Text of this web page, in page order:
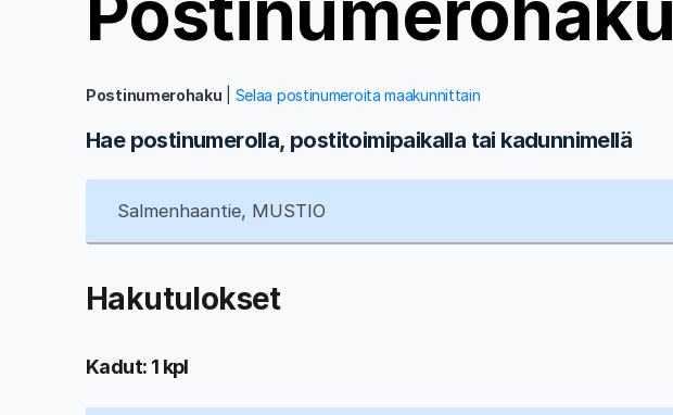
Postinumerohaku Selaa postinumeroita maakunnittain
Hae postinumerolla, postitoimipaikalla tai kadunnimellä
Hakutulokset
Kadut: 1 kpl